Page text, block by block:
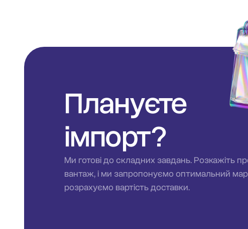
Плануєте
імпорт?
Ми готові до складних завдань. Розкажіть
вантаж, і ми запропонуємо оптимальний
розрахуємо вартість доставки.